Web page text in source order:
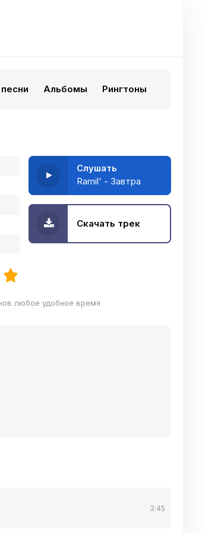
Альбомы Рингтоны
Слушать
Ramil' - Завтра
Скачать трек
любое удобное время
3:45